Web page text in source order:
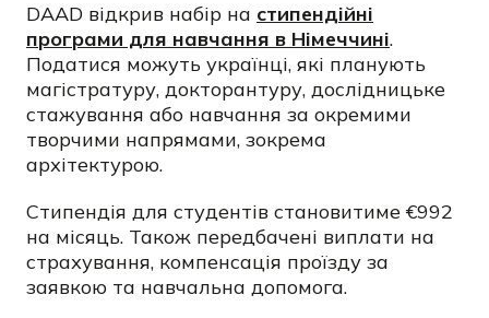
DAAD відкрив набір на стипендійні
програми для навчання в Німеччині.
Податися можуть українці, які планують
магістратуру, докторантуру, дослідницьке
стажування або навчання за окремими
творчими напрямами, зокрема
архітектурою.
Стипендія для студентів становитиме €992
на місяць. Також передбачені виплати на
страхування, компенсація проїзду за
заявкою та навчальна допомога.